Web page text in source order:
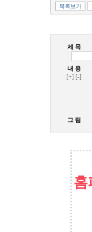
목록보기
제 목
내 용
[+] [-]
그 림
홈